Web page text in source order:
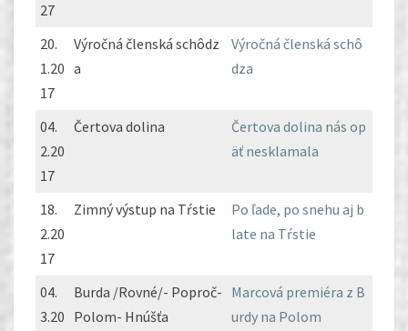
27
20.
1.20
17
Výročná členská schôdz
a
Výročná členská schô
dza
04.
2.20
17
Čertova dolina
Čertova dolina nás op
äť nesklamala
18.
2.20
17
Zimný výstup na Tŕstie
Po ľade, po snehu aj b
late na Tŕstie
04.
3.20
Burda /Rovné/- Poproč-
Polom- Hnúšťa
Marcová premiéra z B
urdy na Polom